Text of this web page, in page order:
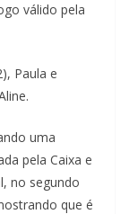
válido pela
Paula e
uma
pela Caixa e
no segundo
que é